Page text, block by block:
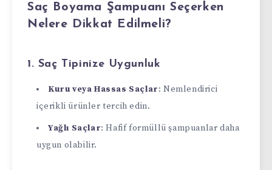
Saç Boyama Şampuanı Seçerken
Nelere Dikkat Edilmeli?
1. Saç Tipinize Uygunluk
Kuru veya Hassas Saçlar: Nemlendirici
içerikli ürünler tercih edin.
Yağlı Saçlar: Hafif formüllü şampuanlar daha
uygun olabilir.